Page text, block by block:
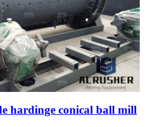
hardinge conical ball mill